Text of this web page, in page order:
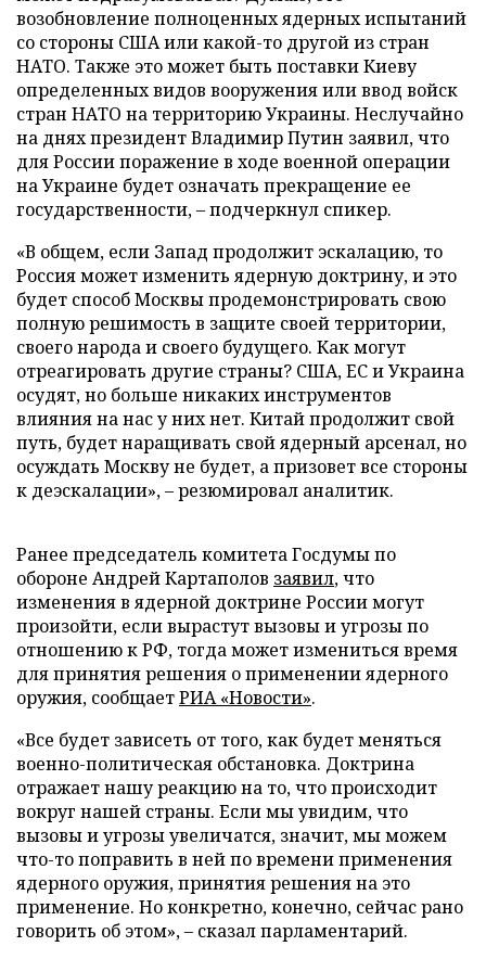
возобновление полноценных ядерных испытаний
со стороны США или какой-то другой из стран
НАТО. Также это может быть поставки Киеву
определенных видов вооружения или ввод войск
стран НАТО на территорию Украины. Неслучайно
на днях президент Владимир Путин заявил, что
для России поражение в ходе военной операции
на Украине будет означать прекращение ее
государственности, – подчеркнул спикер.
«В общем, если Запад продолжит эскалацию, то
Россия может изменить ядерную доктрину, и это
будет способ Москвы продемонстрировать свою
полную решимость в защите своей территории,
своего народа и своего будущего. Как могут
отреагировать другие страны? США, ЕС и Украина
осудят, но больше никаких инструментов
влияния на нас у них нет. Китай продолжит свой
путь, будет наращивать свой ядерный арсенал, но
осуждать Москву не будет, а призовет все стороны
к деэскалации», – резюмировал аналитик.
Ранее председатель комитета Госдумы по
обороне Андрей Картаполов заявил, что
изменения в ядерной доктрине России могут
произойти, если вырастут вызовы и угрозы по
отношению к РФ, тогда может измениться время
для принятия решения о применении ядерного
оружия, сообщаетРИА «Новости».
«Все будет зависеть от того, как будет меняться
военно-политическая обстановка. Доктрина
отражает нашу реакцию на то, что происходит
вокруг нашей страны. Если мы увидим, что
вызовы и угрозы увеличатся, значит, мы можем
что-то поправить в ней по времени применения
ядерного оружия, принятия решения на это
применение. Но конкретно, конечно, сейчас рано
говорить об этом», – сказал парламентарий.